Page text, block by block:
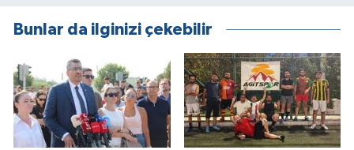
Bunlar da ilginizi çekebilir